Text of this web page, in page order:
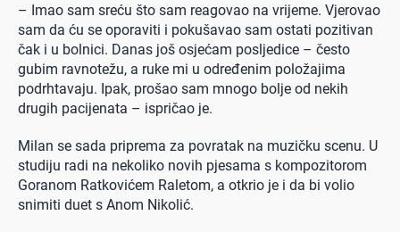
– Imao sam sreću što sam reagovao na vrijeme. Vjerovao
sam da ću se oporaviti i pokušavao sam ostati pozitivan
čak i u bolnici. Danas još osjećam posljedice – često
gubim ravnotežu, a ruke mi u određenim položajima
podrhtavaju. Ipak, prošao sam mnogo bolje od nekih
drugih pacijenata – ispričao je.
Milan se sada priprema za povratak na muzičku scenu. U
studiju radi na nekoliko novih pjesama s kompozitorom
Goranom Ratkovićem Raletom, a otkrio je i da bi volio
snimiti duet s Anom Nikolić.